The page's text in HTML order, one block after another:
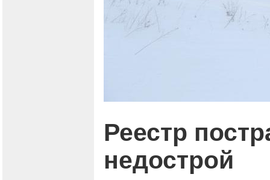
Реестр
недострой